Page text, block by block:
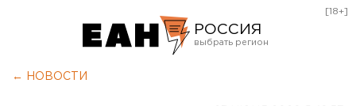
РОССИЯ
[18+]
← НОВОСТИ